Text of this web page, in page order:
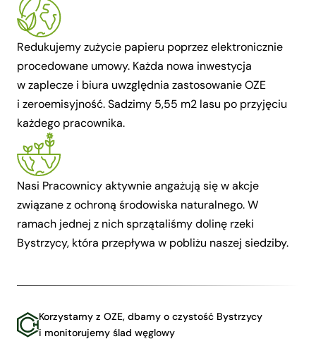
Redukujemy zużycie papieru poprzez elektronicznie
procedowane umowy. Każda nowa inwestycja
w zaplecze i biura uwzględnia zastosowanie OZE
i zeroemisyjność. Sadzimy 5,55 m2 lasu po przyjęciu
każdego pracownika.
Nasi Pracownicy aktywnie angażują się w akcje
związane z ochroną środowiska naturalnego. W
ramach jednej z nich sprzątaliśmy dolinę rzeki
Bystrzycy, która przepływa w pobliżu naszej siedziby.
Korzystamy z OZE, dbamy o czystość Bystrzycy
i monitorujemy ślad węglowy